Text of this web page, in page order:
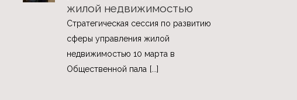
жилой недвижимостью
Стратегическая сессия по развитию
сферы управления жилой
недвижимостью 10 марта в
Общественной пала [...]